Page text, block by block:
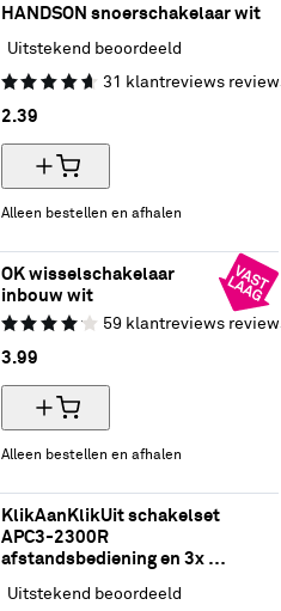
HANDSON snoerschakelaar wit
Uitstekend beoordeeld
31
klantreviews
2.39
Alleen bestellen en afhalen
OK wisselschakelaar
inbouw wit
59 klantreviews
3.99
Alleen bestellen en afhalen
KlikAanKlikUit schakelset
APC3-2300R
afstandsbediening en 3x
Uitstekend beoordeeld